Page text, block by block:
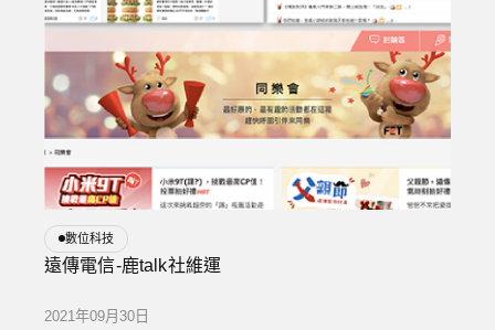
數位科技
遠傳電信-鹿talk社維運
2021年09月30日